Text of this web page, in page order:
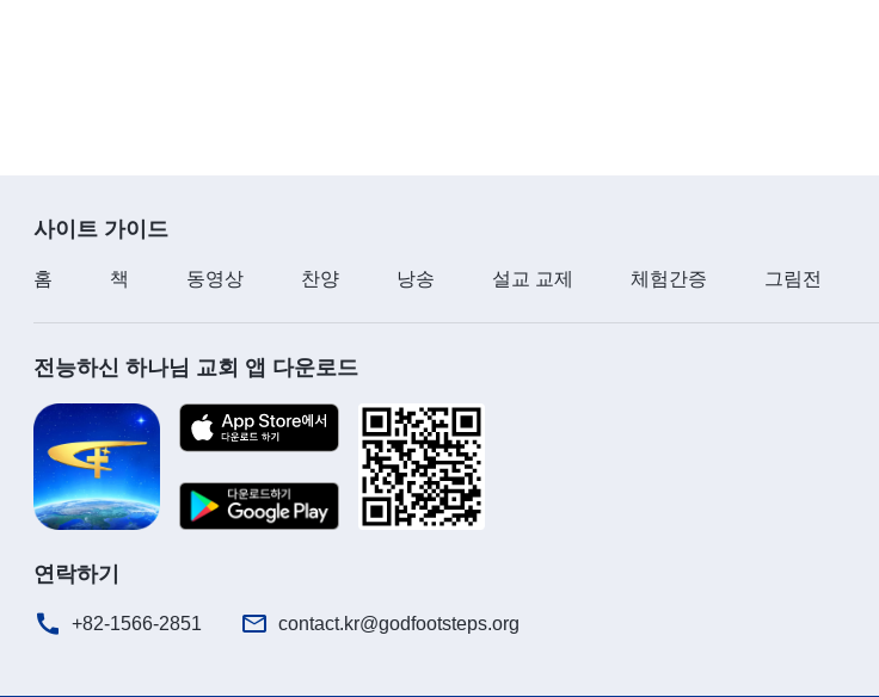
사이트 가이드
홈 책 동영상 찬양 낭송 설교 교제 체험간증 그림전
전능하신 하나님 교회 앱 다운로드
연락하기
+82-1566-2851 contact.kr@godfootsteps.org